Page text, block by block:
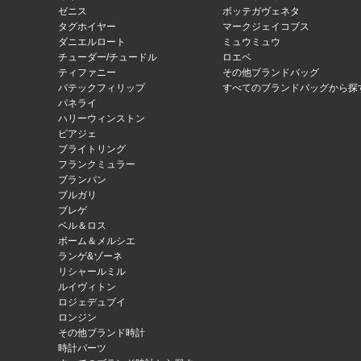
ゼニス
タグホイヤー
ダニエルロート
チューダー/チュードル
ティファニー
パテックフィリップ
パネライ
ハリーウィンストン
ピアジェ
ブライトリング
フランクミュラー
ブランパン
ブルガリ
ブレゲ
ベル＆ロス
ボーム＆メルシエ
ランゲ&ゾーネ
リシャールミル
ルイヴィトン
ロジェデュブイ
ロンジン
その他ブランド時計
時計パーツ
ボッテガヴェネタ
マークジェイコブス
ミュウミュウ
ロエベ
その他ブランドバッグ
すべてのブランドバッグから探